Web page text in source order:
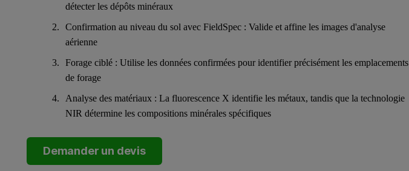
détecter les dépôts minéraux
Confirmation au niveau du sol avec FieldSpec : Valide et affine les images d'analyse
aérienne
Forage ciblé : Utilise les données confirmées pour identifier précisément les emplacements
de forage
Analyse des matériaux : La fluorescence X identifie les métaux, tandis que la technologie
NIR détermine les compositions minérales spécifiques
Demander un devis